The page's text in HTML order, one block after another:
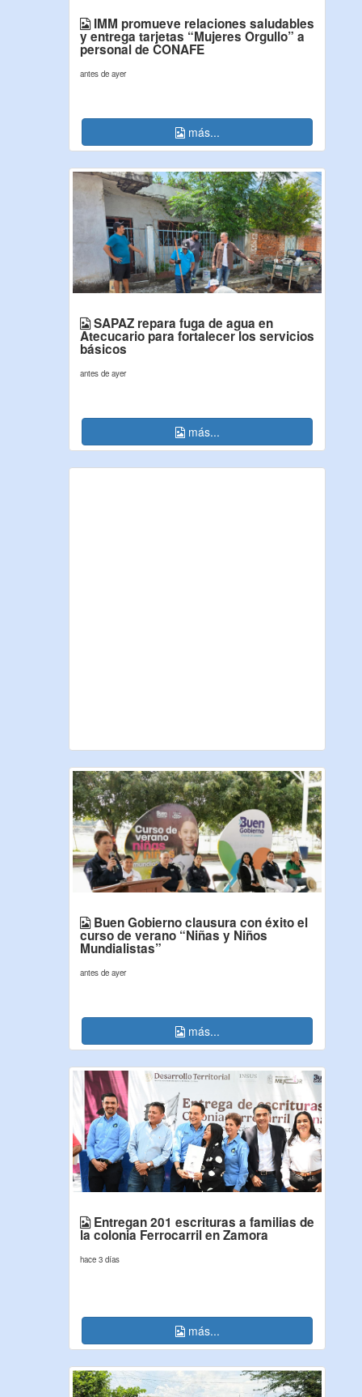
IMM promueve relaciones saludables
y entrega tarjetas “Mujeres Orgullo” a
personal de CONAFE
antes de ayer
más...
SAPAZ repara fuga de agua en
Atecucario para fortalecer los servicios
básicos
antes de ayer
más...
Buen Gobierno clausura con éxito el
curso de verano “Niñas y Niños
Mundialistas”
antes de ayer
más...
Entregan 201 escrituras a familias de
la colonia Ferrocarril en Zamora
hace 3 días
más...